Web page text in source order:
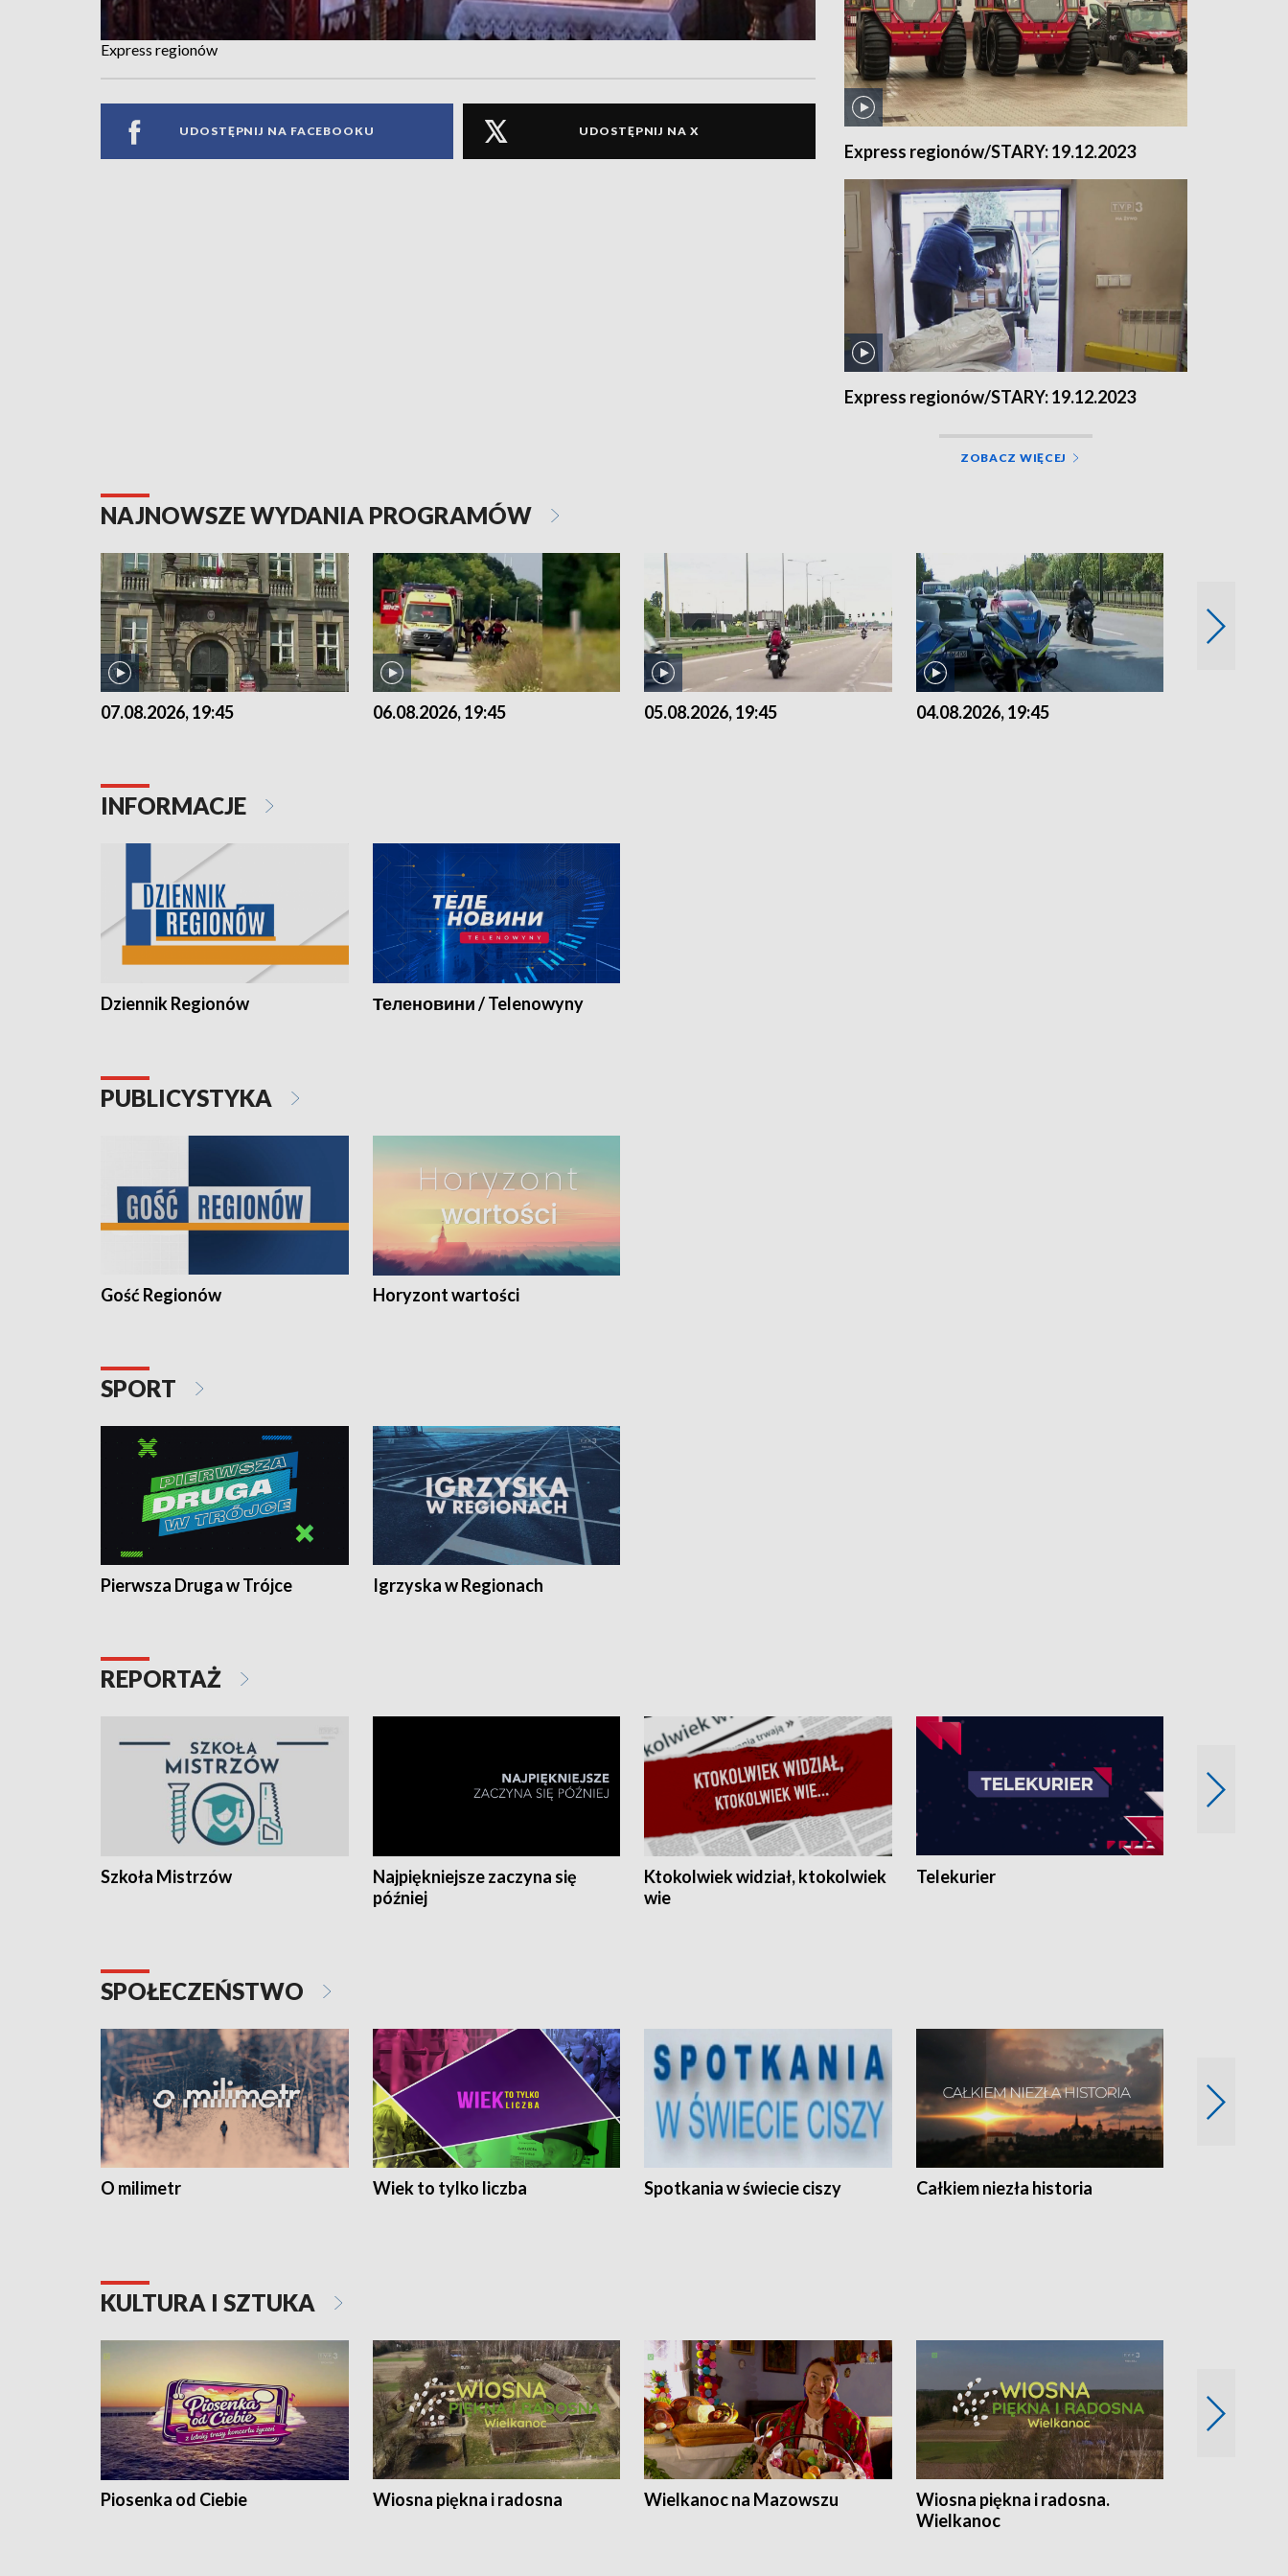
Express regionów
UDOSTĘPNIJ NA FACEBOOKU UDOSTĘPNIJ NA X
Express regionów/STARY: 19.12.2023
Express regionów/STARY: 19.12.2023
ZOBACZ WIĘCEJ
NAJNOWSZE WYDANIA PROGRAMÓW
07.08.2026, 19:45 06.08.2026, 19:45 05.08.2026, 19:45 04.08.2026, 19:45
INFORMACJE
Dziennik Regionów Теленовини / Telenowyny
PUBLICYSTYKA
Gość Regionów Horyzont wartości
SPORT
Pierwsza Druga w Trójce Igrzyska w Regionach
REPORTAŻ
Szkoła Mistrzów
Najpiękniejsze zaczyna się
później
Ktokolwiek widział, ktokolwiek
wie
Telekurier
SPOŁECZEŃSTWO
O milimetr Wiek to tylko liczba Spotkania w świecie ciszy Całkiem niezła historia
KULTURA I SZTUKA
Piosenka od Ciebie Wiosna piękna i radosna Wielkanoc na Mazowszu
Wiosna piękna i radosna.
Wielkanoc